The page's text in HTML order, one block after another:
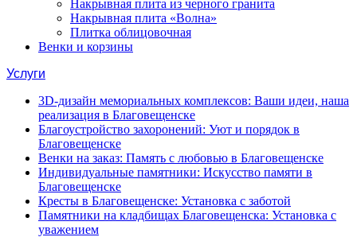
Накрывная плита из черного гранита
Накрывная плита «Волна»
Плитка облицовочная
Венки и корзины
Услуги
3D-дизайн мемориальных комплексов: Ваши идеи, наша
реализация в Благовещенске
Благоустройство захоронений: Уют и порядок в
Благовещенске
Венки на заказ: Память с любовью в Благовещенске
Индивидуальные памятники: Искусство памяти в
Благовещенске
Кресты в Благовещенске: Установка с заботой
Памятники на кладбищах Благовещенска: Установка с
уважением